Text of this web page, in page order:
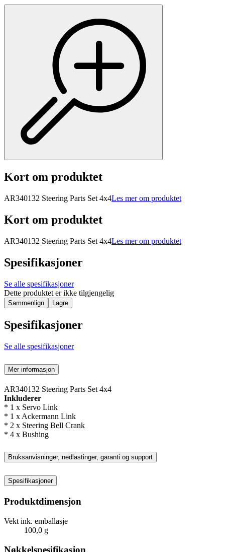
Kort om produktet
AR340132 Steering Parts Set 4x4Les mer om produktet
Kort om produktet
AR340132 Steering Parts Set 4x4Les mer om produktet
Spesifikasjoner
Se alle spesifikasjoner
Dette produktet er ikke tilgjengelig
Sammenlign Lagre
Spesifikasjoner
Se alle spesifikasjoner
Mer informasjon
AR340132 Steering Parts Set 4x4
Inkluderer
* 1 x Servo Link
* 1 x Ackermann Link
* 2 x Steering Bell Crank
* 4 x Bushing
Bruksanvisninger, nedlastinger, garanti og support
Spesifikasjoner
Produktdimensjon
Vekt ink. emballasje
100,0 g
Nøkkelspesifikasjon